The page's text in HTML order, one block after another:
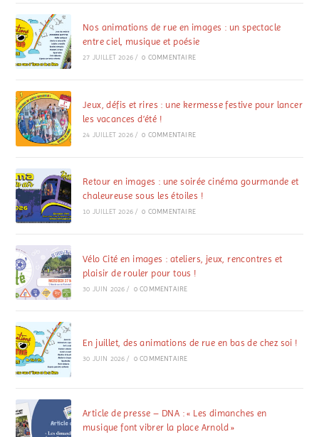
Nos animations de rue en images : un spectacle
entre ciel, musique et poésie
27 JUILLET 2026 / 0 COMMENTAIRE
Jeux, défis et rires : une kermesse festive pour lancer
les vacances d’été !
24 JUILLET 2026 / 0 COMMENTAIRE
Retour en images : une soirée cinéma gourmande et
chaleureuse sous les étoiles !
10 JUILLET 2026 / 0 COMMENTAIRE
Vélo Cité en images : ateliers, jeux, rencontres et
plaisir de rouler pour tous !
30 JUIN 2026 / 0 COMMENTAIRE
En juillet, des animations de rue en bas de chez soi !
30 JUIN 2026 / 0 COMMENTAIRE
Article de presse – DNA : « Les dimanches en
musique font vibrer la place Arnold »